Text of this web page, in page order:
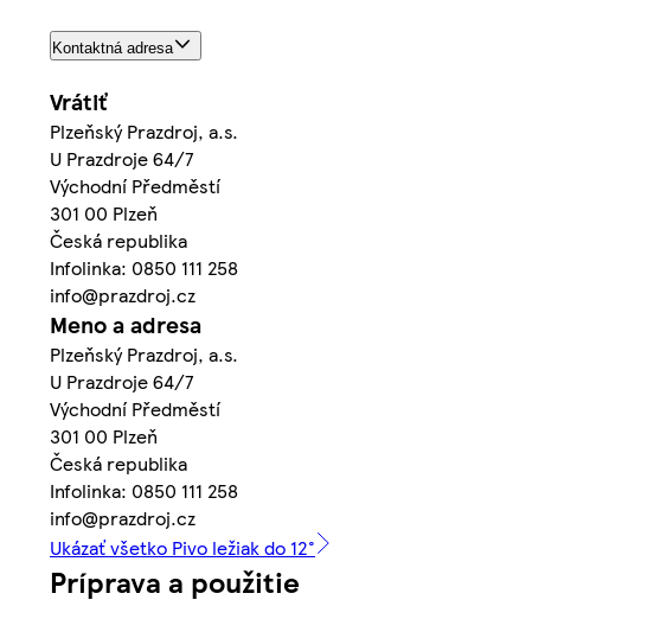
Kontaktná adresa
Vrátiť
Plzeňský Prazdroj, a.s.
U Prazdroje 64/7
Východní Předměstí
301 00 Plzeň
Česká republika
Infolinka: 0850 111 258
info@prazdroj.cz
Meno a adresa
Plzeňský Prazdroj, a.s.
U Prazdroje 64/7
Východní Předměstí
301 00 Plzeň
Česká republika
Infolinka: 0850 111 258
info@prazdroj.cz
Ukázať všetko Pivo ležiak do 12°
Príprava a použitie